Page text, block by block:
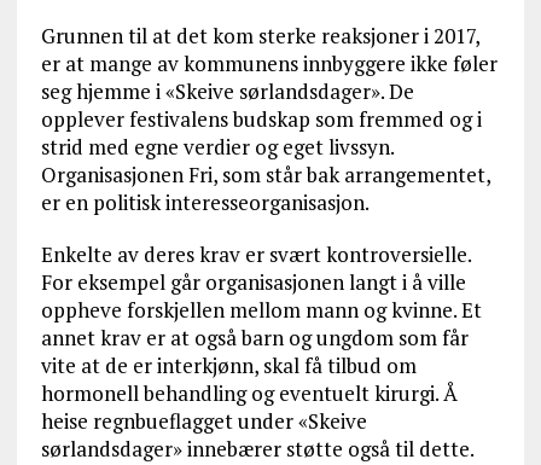
Grunnen til at det kom sterke reaksjoner i 2017,
er at mange av kommunens innbyggere ikke føler
seg hjemme i «Skeive sørlandsdager». De
opplever festivalens budskap som fremmed og i
strid med egne verdier og eget livssyn.
Organisasjonen Fri, som står bak arrangementet,
er en politisk interesseorganisasjon.
Enkelte av deres krav er svært kontroversielle.
For eksempel går organisasjonen langt i å ville
oppheve forskjellen mellom mann og kvinne. Et
annet krav er at også barn og ungdom som får
vite at de er interkjønn, skal få tilbud om
hormonell behandling og eventuelt kirurgi. Å
heise regnbueflagget under «Skeive
sørlandsdager» innebærer støtte også til dette.